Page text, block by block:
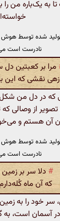
به یک‌باره من
شده توسط هوش
نادرست است
مرا بر کعبتین
زهی نقشی که این
در دل من شکل
از وصالی
آن هستم و
شده توسط هوش
نادرست است
# دلا سر بر
که آن ماه
خود را به زمین
آسمان است، به